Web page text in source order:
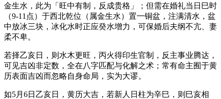
金生水，此为「旺中有制，反成贵格」；但需在婚礼当日巳时
（9-11点）于西北乾位（属金生水）置一铜盆，注满清水，盆
中放冰三块，冰化水时正应癸水增力，可保婚后夫纲不亢、妻
柔不卑。
若择乙亥日，则水木更旺，丙火得印生官制，反主事业腾达，
可见吉凶非定数，全在八字匹配与化解之术；常有命主囿于黄
历表面吉凶而忽略自身命局，实为大谬。
如5月6日乙亥日，黄历大吉，若新人日柱为辛巳，则巳亥相